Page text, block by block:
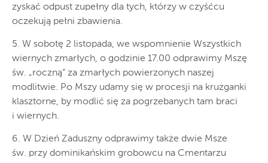
zyskać odpust zupełny dla tych, którzy w czyśćcu
oczekują pełni zbawienia.
5. W sobotę 2 listopada, we wspomnienie Wszystkich
wiernych zmarłych, o godzinie 17.00 odprawimy Mszę
św. „roczną” za zmarłych powierzonych naszej
modlitwie. Po Mszy udamy się w procesji na krużganki
klasztorne, by modlić się za pogrzebanych tam braci
i wiernych.
6. W Dzień Zaduszny odprawimy także dwie Msze
św. przy dominikańskim grobowcu na Cmentarzu